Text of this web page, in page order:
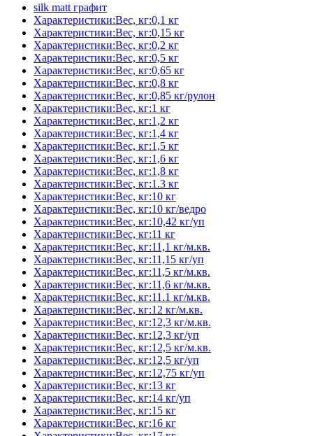
silk matt графит
Характеристики:Вес, кг:0,1 кг
Характеристики:Вес, кг:0,15 кг
Характеристики:Вес, кг:0,2 кг
Характеристики:Вес, кг:0,5 кг
Характеристики:Вес, кг:0,65 кг
Характеристики:Вес, кг:0,8 кг
Характеристики:Вес, кг:0,85 кг/рулон
Характеристики:Вес, кг:1 кг
Характеристики:Вес, кг:1,2 кг
Характеристики:Вес, кг:1,4 кг
Характеристики:Вес, кг:1,5 кг
Характеристики:Вес, кг:1,6 кг
Характеристики:Вес, кг:1,8 кг
Характеристики:Вес, кг:1.3 кг
Характеристики:Вес, кг:10 кг
Характеристики:Вес, кг:10 кг/ведро
Характеристики:Вес, кг:10,42 кг/уп
Характеристики:Вес, кг:11 кг
Характеристики:Вес, кг:11,1 кг/м.кв.
Характеристики:Вес, кг:11,15 кг/уп
Характеристики:Вес, кг:11,5 кг/м.кв.
Характеристики:Вес, кг:11,6 кг/м.кв.
Характеристики:Вес, кг:11.1 кг/м.кв.
Характеристики:Вес, кг:12 кг/м.кв.
Характеристики:Вес, кг:12,3 кг/м.кв.
Характеристики:Вес, кг:12,3 кг/уп
Характеристики:Вес, кг:12,5 кг/м.кв.
Характеристики:Вес, кг:12,5 кг/уп
Характеристики:Вес, кг:12,75 кг/уп
Характеристики:Вес, кг:13 кг
Характеристики:Вес, кг:14 кг/уп
Характеристики:Вес, кг:15 кг
Характеристики:Вес, кг:16 кг